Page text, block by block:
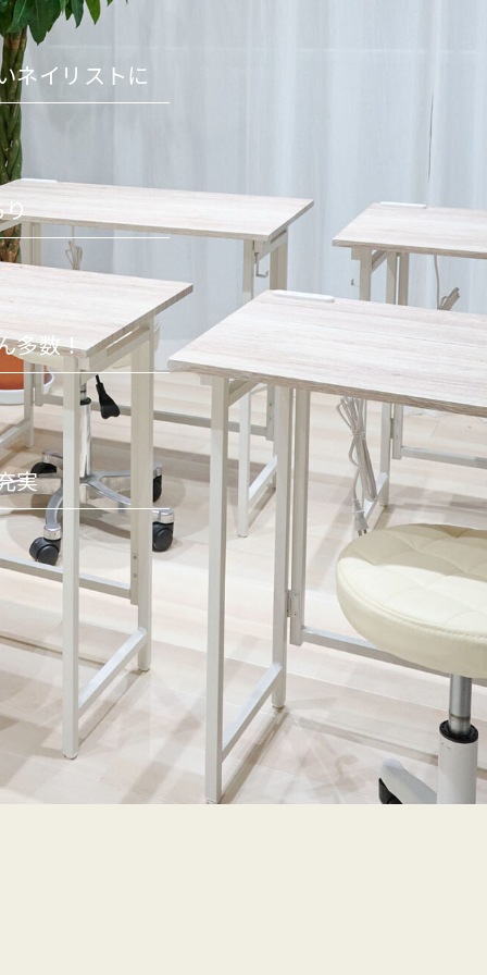
ネイリストに
り
多数！
実